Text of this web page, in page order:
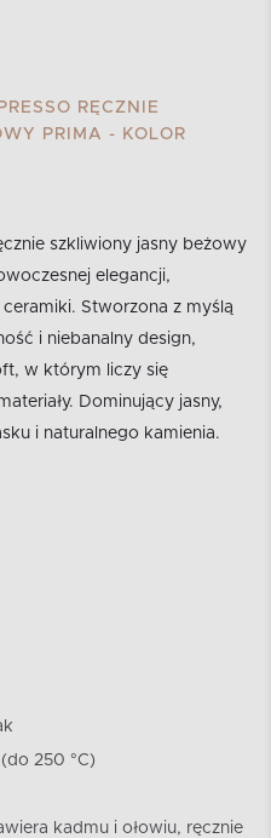
RĘCZNIE
PRIMA - KOLOR
szkliwiony jasny beżowy
elegancji,
Stworzona z myślą
i niebanalny design,
w którym liczy się
Dominujący jasny,
i naturalnego kamienia.
250 °C)
kadmu i ołowiu, ręcznie